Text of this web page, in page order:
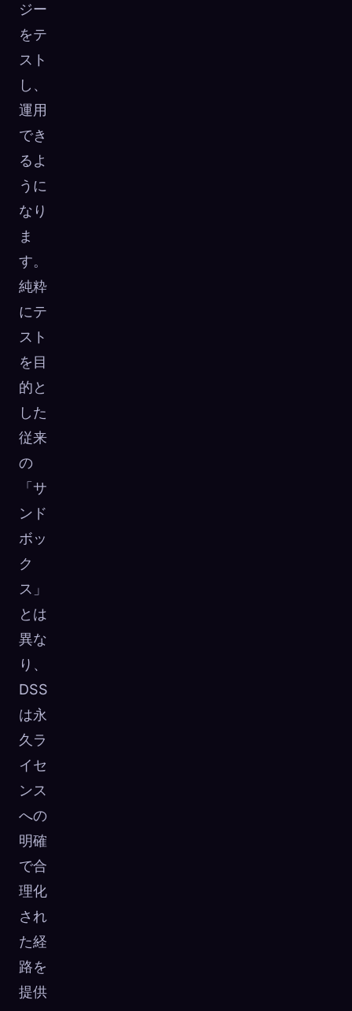
ジー
をテ
スト
し、
運用
でき
るよ
うに
なり
ま
す。
純粋
にテ
スト
を目
的と
した
従来
の
「サ
ンド
ボッ
ク
ス」
とは
異な
り、
DSS
は永
久ラ
イセ
ンス
への
明確
で合
理化
され
た経
路を
提供